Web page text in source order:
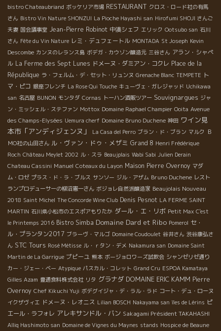
bistro Chateaubriand ボッケリア市場 RESTAURANT クロス・ロード社の有馬
さん Bistro Vin Nature SHONZUI La Pioche Hayashi san Hirofumi SHOJI さんご
夫妻 国会議事堂 Jean-Pierre Robinot 中湊シェフ エリック Ootsubo san 石川
さん Fête du Vin Nature レミ・デュフェートル MONTADA St Joseph Kevin
Descombe カンヌのレランス島 ボデガ・カウゾン醸造元 三谷さん アラン・シャペ
ル La Ferme des Sept Lunes ドメーヌ・ダミアン・コクレ Place de la
République ラ・フェルム・デ・セット・リュンヌ Grenache Blanc TEMPETE ト
マ・ピコ 銀座フレンチ La Rose Qui Touche キューヴェ・ガレジャッド Uchikawa
san 名古屋 BUNON モンタダ Cornas トーハン酒販ツアー Souvignargues ジャ
ン・ミッシェル・ステファン Mottox Domaine Raphael Champier Ooita Avenue
des Champs-Elysées Uemura cherf Domaine Bruno Duchene 神田 ワイン見
本市「アンディジェンヌ」
La Casa del Perro ブラン・ド・ブラン マルク Ｂ
ＭО社の山田さん ル・ヴァン・ドゥ・メザミ Grand 8 Henri Frédérique
Roch Château Meylet 2002 ル・スラ Beaujplais Wabi Sabi Julien Derain
Chateau Cassini Manuel Coteaux du Layon Maison Pierre Overnoy マダ
ム・ロゼ プラス・ド・ラ・ブルス サンソー ジル・アザム Bruno Duchene レスト
ランプロデューサーの柳沼憲一さん ボジョレ自然派醸造家 Beaujolais Nouveau
2018 Saint Michel The Concorde Wine Club Denis Pesnot LA FERME SAINT
MARTIN 石川県小松市のエスポアもりたか ダール・エ・リボ Petit Max C'est
le Printemps 2016 Bistro Simba Domaine Dard et Ribo Pomerol セ・
ル・プランタン2017 ブラーヴ・マルゴ Domaine Coudoulet 谷井さん 渋谷康弘さ
ん STC Tours Rosé Métisse ル・ｒタン・デメ Nakamura san Domaine Saint
Martin de La Garrigue プピーユ 熊本 ボージョロワーズ試飲会 シャンゼリゼ通り
カー・ジェー・ベー Atypique パスカル・コレット Grand Cru ESPOA Kamataya
Gilles Azam 豊通食料株式会社 リタ グラナダ DOMAINE ERIC KAMM Pierre
Overnoy Chef Kikuchi Yuji ボデグイジャ・デ・ラル・ラド コート・デュ・ローヌ
イクザヴィエ ドメーヌ・レオニス Lilian BOSCH Nakayama san îles de Lérins ピ
エール・ラフォレ アレキサンドル・バン Sakagami Président TAKAHASHI
Alliq Hashimoto san Domaine de Vignes du Maynes stands Hospice de Beaune